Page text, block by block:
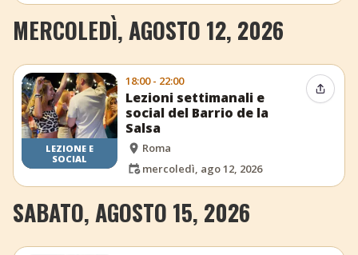
MERCOLEDÌ, AGOSTO 12, 2026
LEZIONE E
SOCIAL
18:00 - 22:00
Lezioni settimanali e
social del Barrio de la
Salsa
Roma
mercoledì, ago 12, 2026
SABATO, AGOSTO 15, 2026